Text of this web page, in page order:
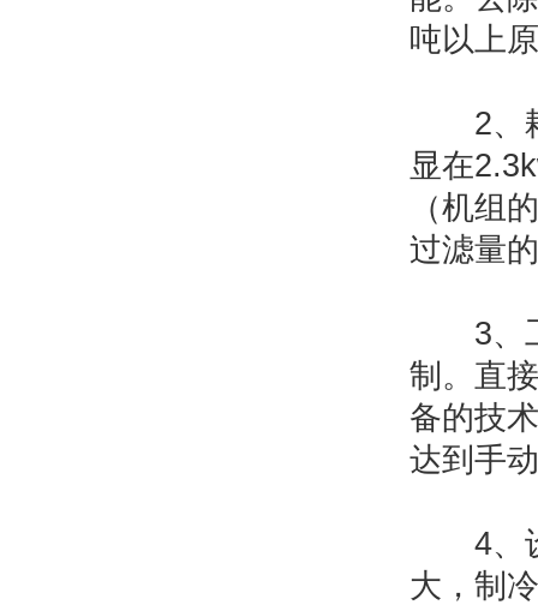
吨以上
2、耗
显在
（机组
过滤量
3、工
制。直
备的技
达到手
4、设
大，制